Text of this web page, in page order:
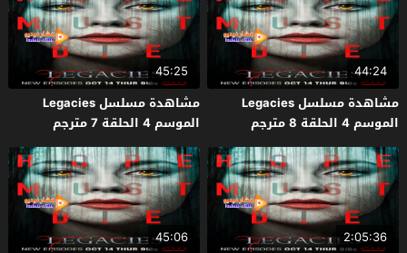
44:24
مشاهدة مسلسل Legacies
الموسم 4 الحلقة 8 مترجم
45:25
مشاهدة مسلسل Legacies
الموسم 4 الحلقة 7 مترجم
2:05:36
45:06